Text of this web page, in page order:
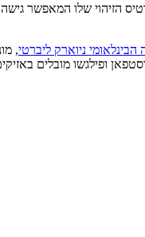
הזיהוי שלו המאפשר
הבינלאומי ניוארק ליברטי,
ופילגשו מובלים